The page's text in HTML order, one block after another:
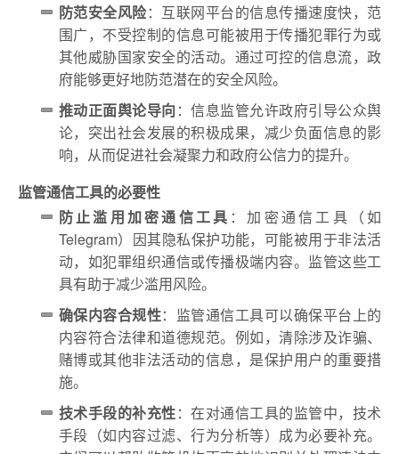
防范安全风险：互联网平台的信息传播速度快，范
围广，不受控制的信息可能被用于传播犯罪行为或
其他威胁国家安全的活动。通过可控的信息流，政
府能够更好地防范潜在的安全风险。
推动正面舆论导向：信息监管允许政府引导公众舆
论，突出社会发展的积极成果，减少负面信息的影
响，从而促进社会凝聚力和政府公信力的提升。
监管通信工具的必要性
防止滥用加密通信工具 ：加密通信工具（如
Telegram）因其隐私保护功能，可能被用于非法活
动，如犯罪组织通信或传播极端内容。监管这些工
具有助于减少滥用风险。
确保内容合规性：监管通信工具可以确保平台上的
内容符合法律和道德规范。例如，清除涉及诈骗、
赌博或其他非法活动的信息，是保护用户的重要措
施。
技术手段的补充性：在对通信工具的监管中，技术
手段（如内容过滤、行为分析等）成为必要补充。